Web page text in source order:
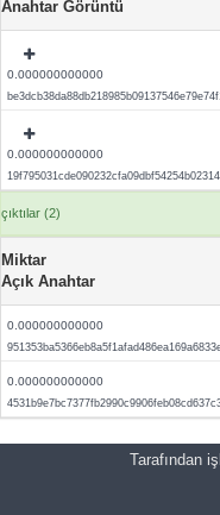
Anahtar Görüntü
0.000000000000
0.000000000000
çıktılar (2)
Miktar
Açık Anahtar
0.000000000000
0.000000000000
Tarafından